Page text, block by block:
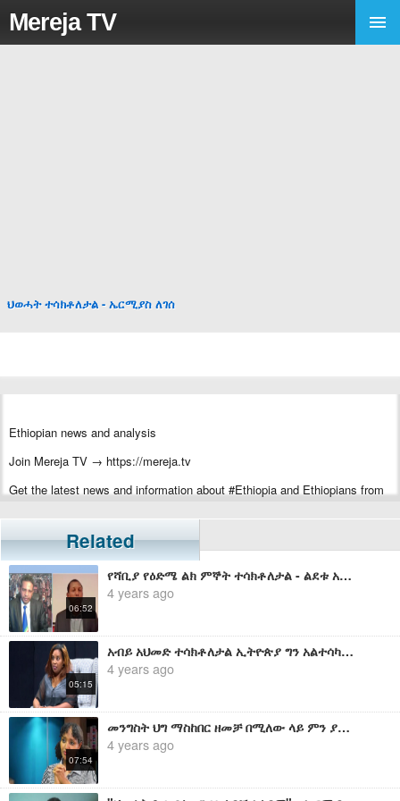
Mereja TV
ህወሓት ተሳክቶለታል - ኤርሚያስ ለገሰ
Ethiopian news and analysis
Join Mereja TV → https://mereja.tv
Get the latest news and information about #Ethiopia and Ethiopians from
For inquiry or additional information, visit Mereja.com
Mereja presents Ethiopian news, Ethiopian music, sports, arts, and
entertainment
Related
06:52
የሻቢያ የዕድሜ ልክ ምኞት ተሳክቶለታል - ልደቱ አያሌው
4 years ago
05:15
አብይ አህመድ ተሳክቶለታል ኢትዮጵያ ግን አልተሳካላትም - አስቴር በዳኔ
4 years ago
07:54
መንግስት ህግ ማስከበር ዘመቻ በሚለው ላይ ምን ያክል ተሳክቶለታል? ማንንስ ኢላማ አደረገ? - መስከረም አበራ
4 years ago